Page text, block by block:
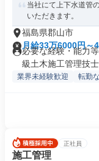
当社にて上下水道管
いただきます。
福島県郡山市
月給33万6000円～
必要な経験・能力
級土木施工管理技士
業界未経験歓迎 転勤
正社員
施工管理